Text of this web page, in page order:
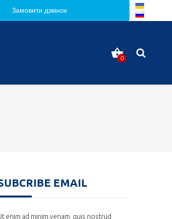
Замовити дзвінок
0
EMAIL
enim ad minim venam, quis nostrud